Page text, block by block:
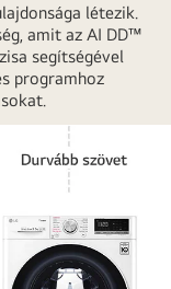
létezik.
amit az AI DD™
segítségével
programhoz